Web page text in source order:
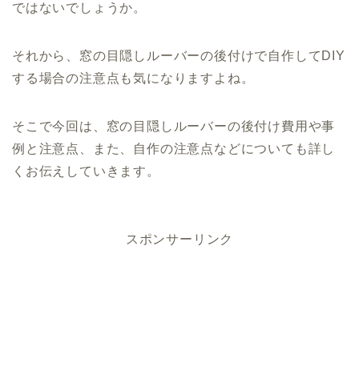
ではないでしょうか。
それから、窓の目隠しルーバーの後付けで自作してDIY
する場合の注意点も気になりますよね。
そこで今回は、窓の目隠しルーバーの後付け費用や事
例と注意点、また、自作の注意点などについても詳し
くお伝えしていきます。
スポンサーリンク